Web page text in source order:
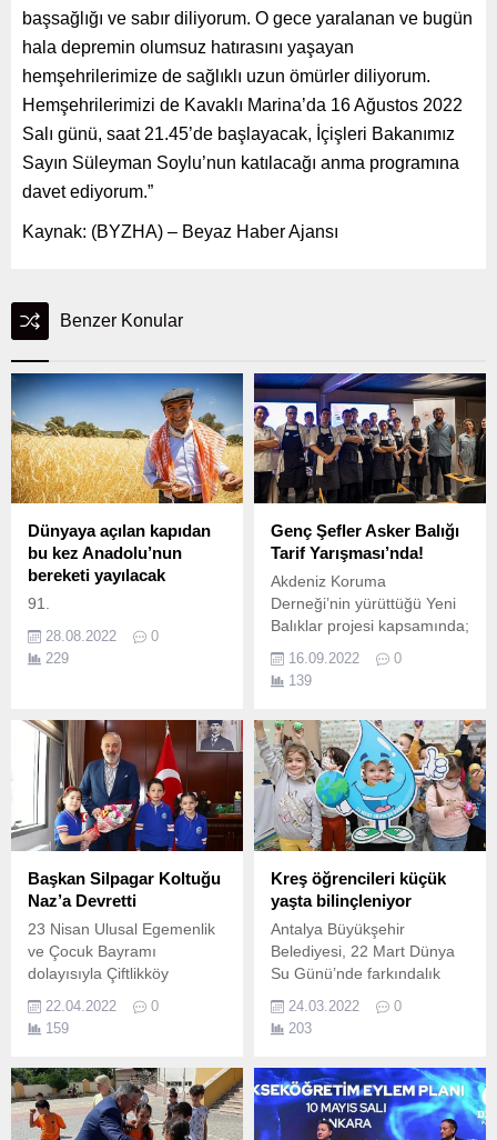
başsağlığı ve sabır diliyorum. O gece yaralanan ve bugün
hala depremin olumsuz hatırasını yaşayan
hemşehrilerimize de sağlıklı uzun ömürler diliyorum.
Hemşehrilerimizi de Kavaklı Marina’da 16 Ağustos 2022
Salı günü, saat 21.45’de başlayacak, İçişleri Bakanımız
Sayın Süleyman Soylu’nun katılacağı anma programına
davet ediyorum.”
Kaynak: (BYZHA) – Beyaz Haber Ajansı
Benzer Konular
Dünyaya açılan kapıdan
bu kez Anadolu’nun
bereketi yayılacak
91.
28.08.2022
0
229
Genç Şefler Asker Balığı
Tarif Yarışması’nda!
Akdeniz Koruma
Derneği’nin yürüttüğü Yeni
Balıklar projesi kapsamında;
denizlerimize giren yeni
türlerden Asker balığına
Akademisi(MSA)’nde bir
tarif yarışması
gerçekleştirildi.
16.09.2022
0
139
Başkan Silpagar Koltuğu
Naz’a Devretti
23 Nisan Ulusal Egemenlik
ve Çocuk Bayramı
dolayısıyla Çiftlikköy
Silpagar, koltuğunu Gazi
Abdurrahman İlkokulu 2.
22.04.2022
0
159
Kreş öğrencileri küçük
yaşta bilinçleniyor
Antalya Büyükşehir
Belediyesi, 22 Mart Dünya
Su Günü’nde farkındalık
öğrencilerine suyun doğru
kullanımı bilincinin
etkinlik düzenledi.
24.03.2022
0
203